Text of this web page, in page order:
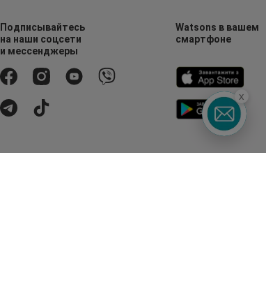
Подписывайтесь
на наши соцсети
и мессенджеры
Watsons в вашем
смартфоне
x